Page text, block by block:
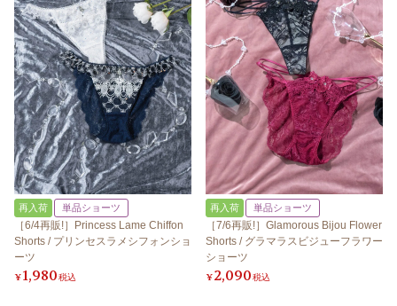
再入荷 単品ショーツ
［6/4再販!］Princess Lame Chiffon
Shorts / プリンセスラメシフォンショ
ーツ
¥1,980税込
再入荷 単品ショーツ
［7/6再販!］Glamorous Bijou Flower
Shorts / グラマラスビジューフラワー
ショーツ
¥2,090税込